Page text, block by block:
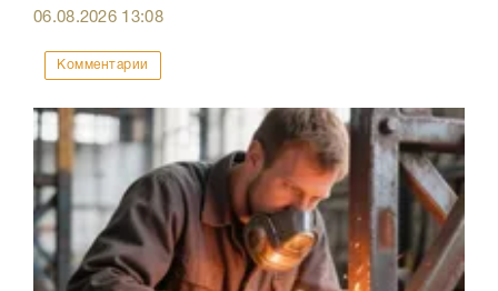
06.08.2026 13:08
Комментарии